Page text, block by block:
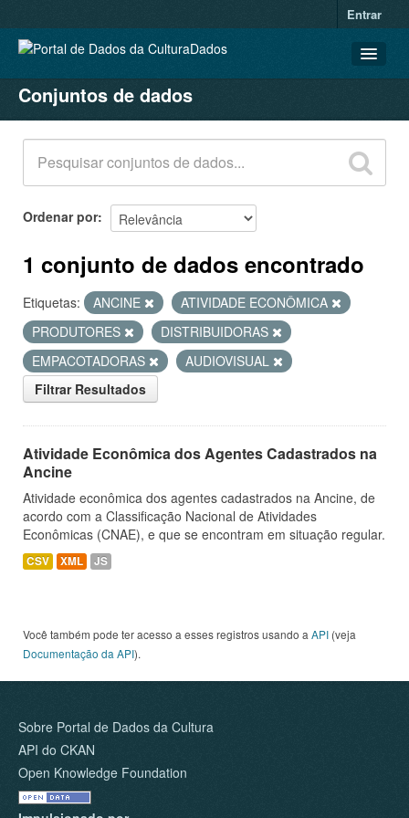
Entrar
CONJUNTOS DE DADOS
ORGANIZAÇÕES
GRUPOS
SOBRE
Conjuntos de dados
Ordenar por
1 conjunto de dados encontrado
Etiquetas: ANCINE
ATIVIDADE ECONÔMICA
PRODUTORES
DISTRIBUIDORAS
EMPACOTADORAS
AUDIOVISUAL
Filtrar Resultados
Atividade Econômica dos Agentes Cadastrados na
Ancine
Atividade econômica dos agentes cadastrados na Ancine, de
acordo com a Classificação Nacional de Atividades
Econômicas (CNAE), e que se encontram em situação regular.
CSV XML JS
Você também pode ter acesso a esses registros usando a API (veja
Documentação da API).
Sobre Portal de Dados da Cultura
API do CKAN
Open Knowledge Foundation